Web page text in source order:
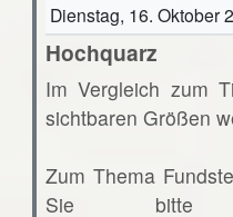
Dienstag, 16. Oktober
Hochquarz
Im Vergleich zum
sichtbaren Größen
Zum Thema
Sie bitte